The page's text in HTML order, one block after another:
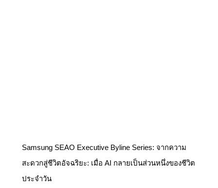
Samsung SEAO Executive Byline Series: จากความ
สะดวกสู่ชีวิตอัจฉริยะ: เมื่อ AI กลายเป็นส่วนหนึ่งของชีวิต
ประจำวัน